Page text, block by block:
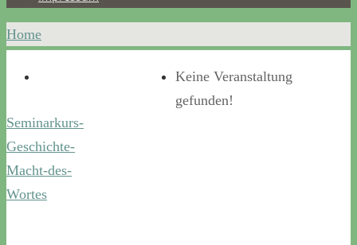
Home
Seminarkurs-
Geschichte-
Macht-des-
Wortes
Keine Veranstaltung
gefunden!